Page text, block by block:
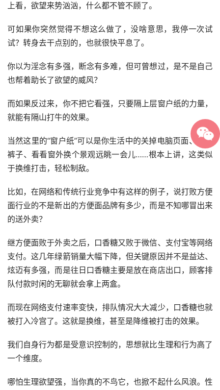
上看，欲望来势汹汹，什么都不管不顾了。
可如果你突然觉得不想这么做了，没啥意思，我停一次试
试？转身去干点别的，也就很快平息了。
你以为淫念有多强，断念有多难，但可曾想过，是不是自己
也帮着助长了欲望的威风？
而如果反过来，你不把它看强，只要隔上层窗户纸的力量，
就能有隔山打牛的效果。
当然这里的“窗户纸”可以是你生活中的关掉电脑页面、提上
裤子、看看窗外换个景观远眺一会儿……根本上讲，这类似
于换维打击，轻松制敌。
比如，在网络和传统行业竞争中有这样的例子，说打败方便
面行业的不是新出的方便面品牌有多少，而是不知哪冒出来
的送外卖？
继方便面败于外卖之后，口香糖又败于微信、支付宝等网络
支付。这几年绿箭销量大幅下降，但关键原因并不是益达、
炫迈有多强，而是往日口香糖主要是放在商店出口，顾客排
队付款时闲的无聊就会拿上两盒。
而现在网络支付速率变快，排队情况大大减少，口香糖也就
被打入冷宫了。这就是换维，甚至是降维被打击的效果。
我们自身行为都是受意识控制的，思想就比生理和行为高了
一个维度。
哪怕生理欲望强，当你真的不鸟它，也掀不起什么风浪。性